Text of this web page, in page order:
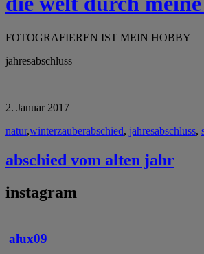
FOTOGRAFIEREN IST MEIN HOBBY
jahresabschluss
2. Januar 2017
natur,winterzauberabschied, jahresabschluss,
abschied vom alten jahr
instagram
alux09